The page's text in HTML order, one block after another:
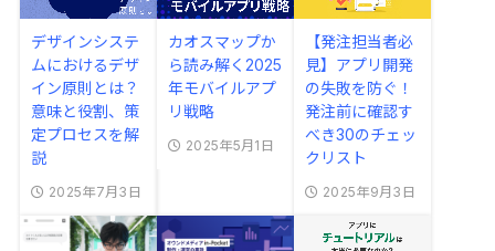
デザインシステ
ムにおけるデザ
イン原則とは？
意味と役割、策
定プロセスを解
説
2025年7月3日
カオスマップか
ら読み解く2025
年モバイルアプ
リ戦略
2025年5月1日
【発注担当者必
見】アプリ開発
の失敗を防ぐ！
発注前に確認す
べき30のチェッ
クリスト
2025年9月3日